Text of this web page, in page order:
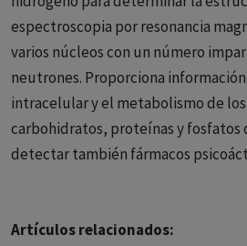
La CIE hace más hincapié en
autismo con y sin capacidad
La CIE 11 también incluye la
previas adquiridas como una
cuenta en el diagnóstico.
Ref. Bibliográfica:
obsesivo compulsivos muchas
tratamiento, tipos de síntomas,
espectroscopia por resonancia
varios núcleos con un número
neutrones. Proporciona
intracelular y el metabolismo de
carbohidratos, proteínas y fosfatos
detectar también fármacos
Artículos relacionados: